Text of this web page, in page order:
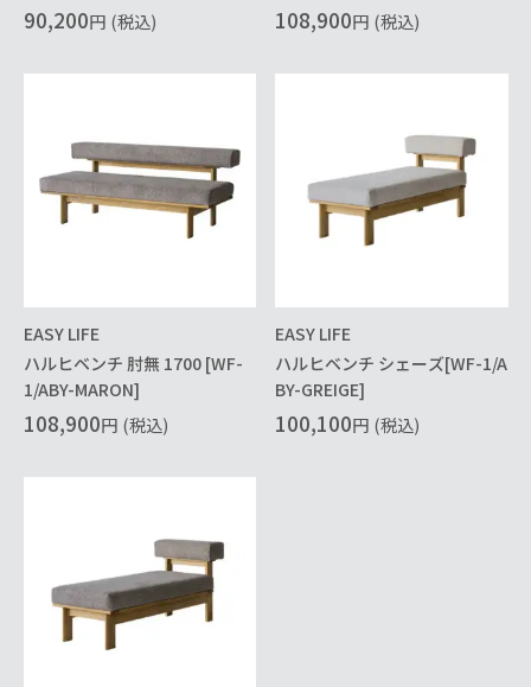
90,200円 (税込) 108,900円 (税込)
EASY LIFE
ハルヒベンチ 肘無 1700 [WF-
1/ABY-MARON]
108,900円 (税込)
EASY LIFE
ハルヒベンチ シェーズ[WF-1/A
BY-GREIGE]
100,100円 (税込)